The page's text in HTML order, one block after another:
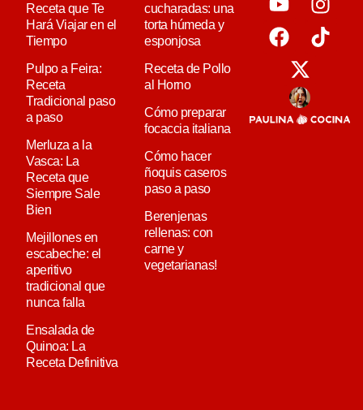
Receta que Te
Hará Viajar en el
Tiempo
Pulpo a Feira:
Receta
Tradicional paso
a paso
Merluza a la
Vasca: La
Receta que
Siempre Sale
Bien
Mejillones en
escabeche: el
aperitivo
tradicional que
nunca falla
Ensalada de
Quinoa: La
Receta Definitiva
cucharadas: una
torta húmeda y
esponjosa
Receta de Pollo
al Horno
Cómo preparar
focaccia italiana
Cómo hacer
ñoquis caseros
paso a paso
Berenjenas
rellenas: con
carne y
vegetarianas!